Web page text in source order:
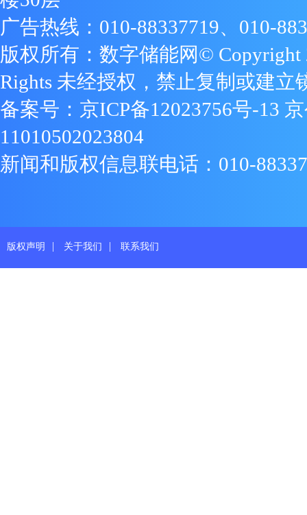
广告热线：010-88337719、010-
版权所有：数字储能网© Copyright
Rights 未经授权，禁止复制或建立
备案号： 京ICP备12023756号-13
11010502023804
新闻和版权信息联电话：010-
版权声明 关于我们 联系我们